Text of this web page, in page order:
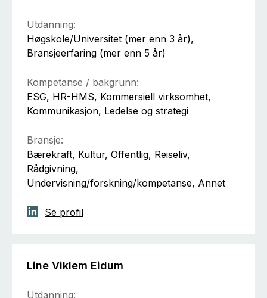
Utdanning:
Høgskole/Universitet (mer enn 3 år),
Bransjeerfaring (mer enn 5 år)
Kompetanse / bakgrunn:
ESG, HR-HMS, Kommersiell virksomhet,
Kommunikasjon, Ledelse og strategi
Bransje:
Bærekraft, Kultur, Offentlig, Reiseliv,
Rådgivning,
Undervisning/forskning/kompetanse, Annet
Se profil
Line Viklem Eidum
Utdanning: